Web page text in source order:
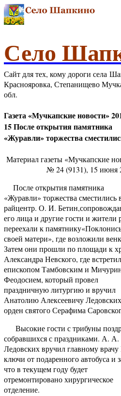
Село
Сайт для тех, кому дороги села
Краснояровка, Степанищево
обл.
Газета «Мучкапские новости»
15 После открытия памятника
«Журавли» торжества
Материал газеты «Мучкапские
№ 24 (9131), 15 июня
После открытия памятника
«Журавли» торжества сместились
райцентр. О. И.
его лица и другие гости и жители
переехали к
своей матери», где возложили
Затем они прошли по площади к
Александра Невского, где
епископом Тамбовским и
Феодосием, который провел
праздничную литургию и вручил
Анатолию Алексеевичу Ледовских
орден святого Серафима
Высокие гости с трибуны
собравшихся с праздниками. А. А.
Ледовских вручил главному
ключи от подаренного автобуса и
что в текущем году будет
отремонтировано хирургическое
отделение.